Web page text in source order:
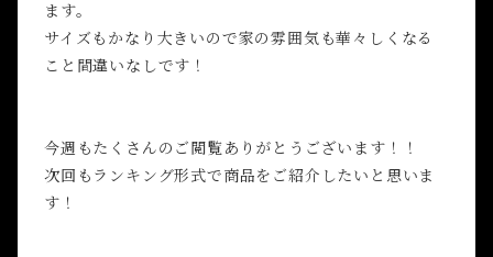
ます。
サイズもかなり大きいので家の雰囲気も華々しくなる
こと間違いなしです！
今週もたくさんのご閲覧ありがとうございます！！
次回もランキング形式で商品をご紹介したいと思いま
す！